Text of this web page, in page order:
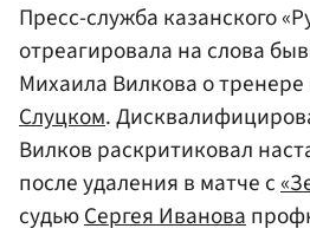
Пресс-служба казанского
отреагировала на слова
Михаила Вилкова о
Слуцком.
Вилков раскритиковал
после удаления в матче с
судьюСергея Иванова